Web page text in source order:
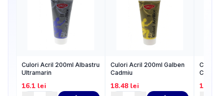
Culori Acril 200ml Albastru
Ultramarin
16.1 lei
Culori Acril 200ml Galben
Cadmiu
18.48 lei
Culori
Carmin
18.48